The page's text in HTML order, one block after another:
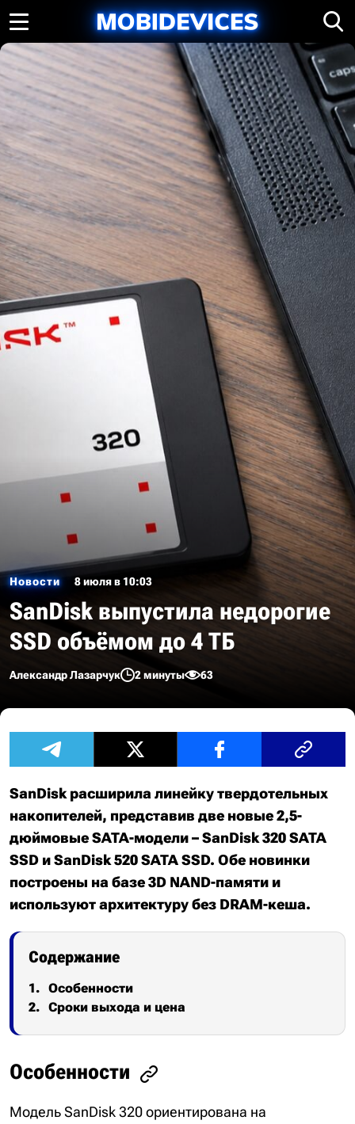
Новости 8 июля в 10:03
SanDisk выпустила недорогие
SSD объёмом до 4 ТБ
Александр Лазарчук 2 минуты 63
SanDisk расширила линейку твердотельных
накопителей, представив две новые 2,5-
дюймовые SATA-модели – SanDisk 320 SATA
SSD и SanDisk 520 SATA SSD. Обе новинки
построены на базе 3D NAND-памяти и
используют архитектуру без DRAM-кеша.
Содержание
Особенности
Сроки выхода и цена
Особенности
Модель SanDisk 320 ориентирована на